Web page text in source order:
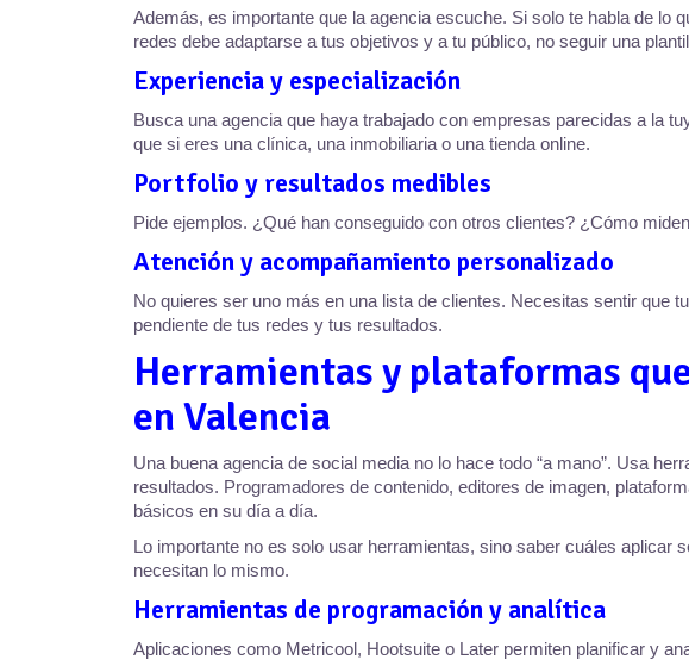
Además, es importante que la agencia escuche. Si solo te habla de lo
redes debe adaptarse a tus objetivos y a tu público, no seguir una
Experiencia y especialización
Busca una agencia que haya trabajado con empresas parecidas a la
que si eres una clínica, una inmobiliaria o una tienda online.
Portfolio y resultados medibles
Pide ejemplos. ¿Qué han conseguido con otros clientes? ¿Cómo
Atención y acompañamiento personalizado
No quieres ser uno más en una lista de clientes. Necesitas sentir que
pendiente de tus redes y tus resultados.
Herramientas y plataformas
en Valencia
Una buena agencia de social media no lo hace todo “a mano”. Usa
resultados. Programadores de contenido, editores de imagen,
básicos en su día a día.
Lo importante no es solo usar herramientas, sino saber cuáles aplicar
necesitan lo mismo.
Herramientas de programación y analítica
Aplicaciones como Metricool, Hootsuite o Later permiten planificar y